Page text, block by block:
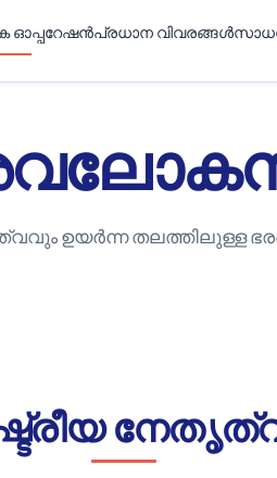
ഓപ്പറേഷൻപ്രധാന വിവരങ്ങൾ
ഉയർന്ന തലത്തിലുള്ള